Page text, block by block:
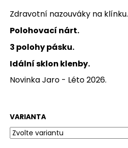
Zdravotní nazouváky na klínku.
Polohovací nárt.
3 polohy pásku.
Idální sklon klenby.
Novinka Jaro - Léto 2026.
VARIANTA
D
o
p
o
r
u
j
e